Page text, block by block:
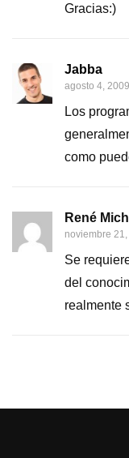
Gracias:)
Jabba
agosto 4,
Los
como
René
noviembre
Se
del
realmente